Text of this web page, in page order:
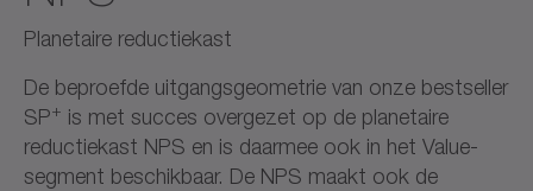
Planetaire reductiekast
De beproefde uitgangsgeometrie van onze bestseller
SP+ is met succes overgezet op de planetaire
reductiekast NPS en is daarmee ook in het Value-
segment beschikbaar. De NPS maakt ook de